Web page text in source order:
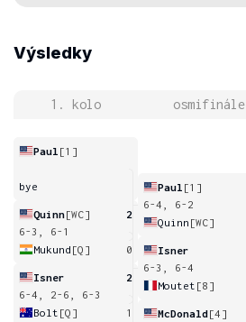
Výsledky
1. kolo osmifinále
Paul [1]
bye
Quinn[WC]
2
6-3, 6-1
Mukund [Q] 0
Isner
2
6-4, 2-6, 6-3
Bolt [Q] 1
Paul [1]
6-4, 6-2
Quinn [WC]
Isner
6-3, 6-4
Moutet [8]
McDonald[4]